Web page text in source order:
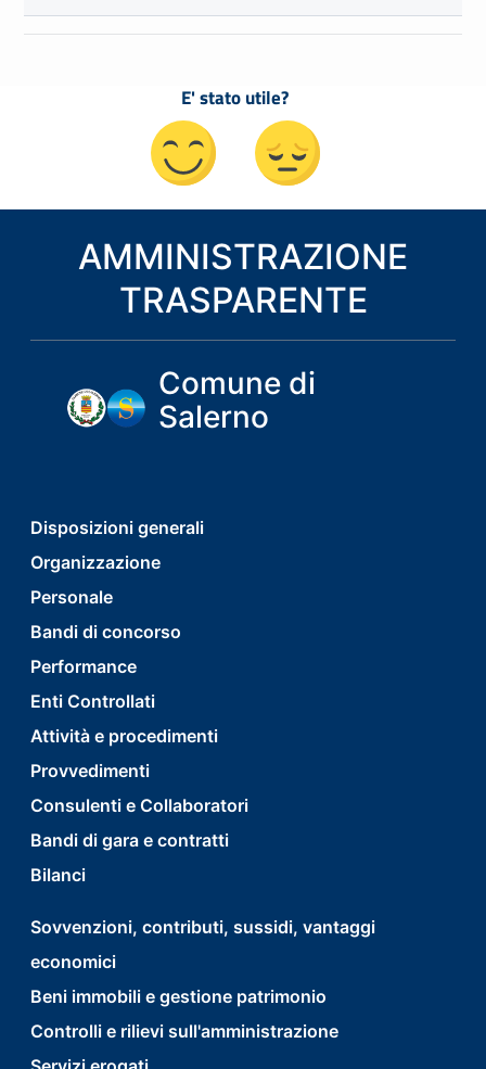
E' stato utile?
AMMINISTRAZIONE
TRASPARENTE
Comune di
Salerno
footer
menu
first
Disposizioni generali
Organizzazione
Personale
Bandi di concorso
Performance
Enti Controllati
Attività e procedimenti
Provvedimenti
Consulenti e Collaboratori
Bandi di gara e contratti
Bilanci
footer
menu
second
Sovvenzioni, contributi, sussidi, vantaggi
economici
Beni immobili e gestione patrimonio
Controlli e rilievi sull'amministrazione